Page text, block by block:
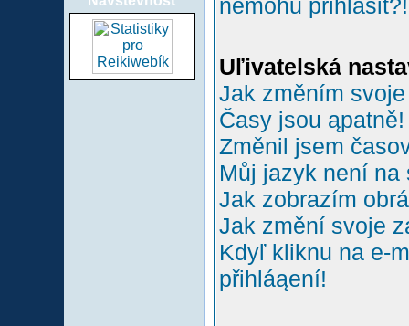
nemohu přihlásit?!
Uľivatelská
Jak změním
Časy jsou ąpatně!
Změnil jsem
Můj jazyk není na
Jak zobrazím
Jak změní svoje
Kdyľ kliknu na e-
přihláąení!